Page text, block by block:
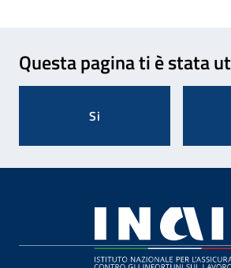
Questa pagina ti è stata
Si